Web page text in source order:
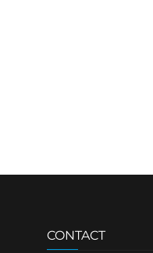
CONTACT